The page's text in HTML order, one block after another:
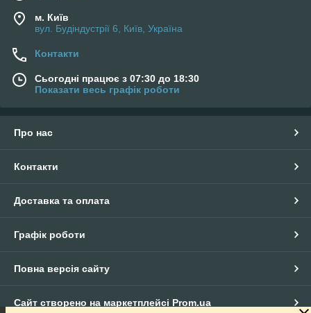
м. Київ
вул. Будіндустрії 6, Київ, Україна
Контакти
Сьогодні працює з 07:30 до 18:30
Показати весь графік роботи
Про нас
Контакти
Доставка та оплата
Графік роботи
Повна версія сайту
Сайт створено на маркетплейсі Prom.ua